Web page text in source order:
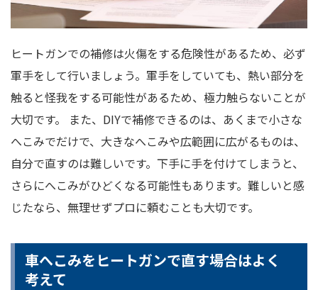
ヒートガンでの補修は火傷をする危険性があるため、必ず
軍手をして行いましょう。軍手をしていても、熱い部分を
触ると怪我をする可能性があるため、極力触らないことが
大切です。 また、DIYで補修できるのは、あくまで小さな
へこみでだけで、大きなへこみや広範囲に広がるものは、
自分で直すのは難しいです。下手に手を付けてしまうと、
さらにへこみがひどくなる可能性もあります。難しいと感
じたなら、無理せずプロに頼むことも大切です。
車へこみをヒートガンで直す場合はよく
考えて